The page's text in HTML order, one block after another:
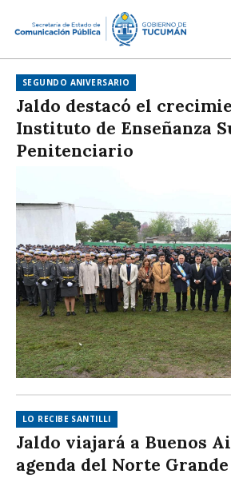
SEGUNDO ANIVERSARIO
Jaldo destacó el
Instituto de Enseñanza
Penitenciario
LO RECIBE SANTILLI
Jaldo viajará a Buenos
agenda del Norte Grande